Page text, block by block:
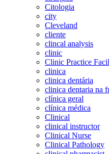
Citologia
city
Cleveland
cliente
clincal analysis
clinic
Clinic Practice
clinica
clinica dentária
clinica dentaria na
clínica geral
clínica médica
Clinical
clinical instructor
Clinical Nurse
Clinical Pathology